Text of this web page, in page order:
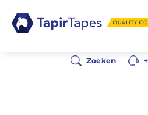
Zoeken